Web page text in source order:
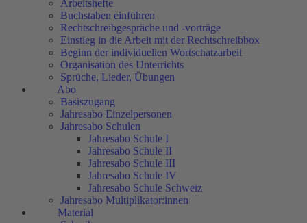
Arbeitshefte
Buchstaben einführen
Rechtschreibgespräche und -vorträge
Einstieg in die Arbeit mit der Rechtschreibbox
Beginn der individuellen Wortschatzarbeit
Organisation des Unterrichts
Sprüche, Lieder, Übungen
Abo
Basiszugang
Jahresabo Einzelpersonen
Jahresabo Schulen
Jahresabo Schule I
Jahresabo Schule II
Jahresabo Schule III
Jahresabo Schule IV
Jahresabo Schule Schweiz
Jahresabo Multiplikator:innen
Material